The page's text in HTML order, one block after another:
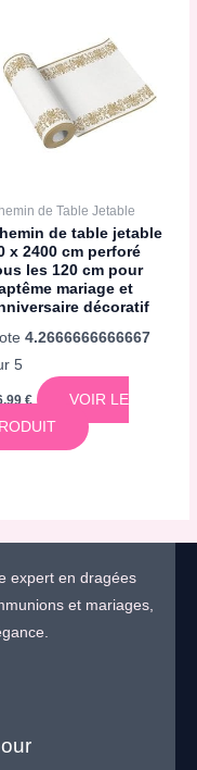
de Table Jetable
de table jetable
x 2400 cm perforé
les 120 cm pour
mariage et
décoratif
4.2666666666667
5
€
VOIR LE
expert en dragées
et mariages,